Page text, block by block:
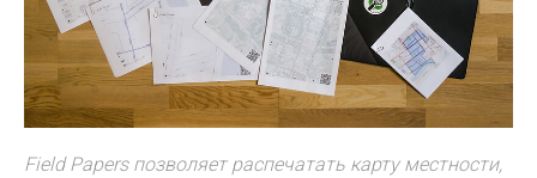
Field Papers позволяет распечатать карту местности,